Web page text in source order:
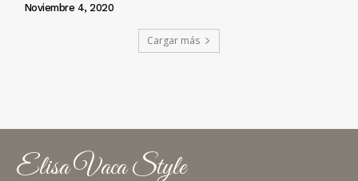
Noviembre 4, 2020
Cargar más
Elisa Vaca Style